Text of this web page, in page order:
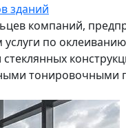
зданий
компаний,
по
тонировочными